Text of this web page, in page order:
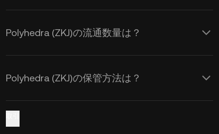
Polyhedra (ZKJ)の流通数量は？
Polyhedra (ZKJ)の保管方法は？